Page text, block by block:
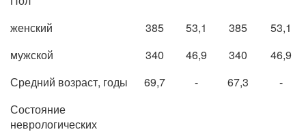
женский
385 53,1 385
53,1
мужской
340 46,9 340
46,9
Средний возраст, годы
69,7 - 67,3
-
Состояние
неврологических